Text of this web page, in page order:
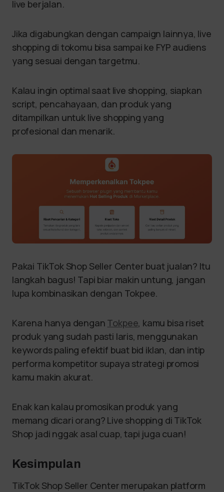
live berjalan.
Jika digabungkan dengan campaign lainnya, live
shopping di tokomu bisa sampai ke FYP audiens
yang sesuai dengan targetmu.
Kalau ingin optimal saat live shopping, siapkan
script, pencahayaan, dan produk yang
ditampilkan untuk live shopping yang
profesional dan menarik.
Pakai TikTok Shop Seller Center buat jualan? Itu
langkah bagus! Tapi biar makin untung, jangan
lupa kombinasikan dengan Tokpee.
Karena hanya dengan Tokpee, kamu bisa riset
produk yang sudah pasti laris, menggunakan
keywords paling efektif buat bid iklan, dan intip
performa kompetitor supaya strategi promosi
kamu makin akurat.
Enak kan kalau promosikan produk yang
memang dicari orang? Live shopping di TikTok
Shop jadi nggak asal cuap, tapi juga cuan!
Kesimpulan
TikTok Shop Seller Center merupakan platform